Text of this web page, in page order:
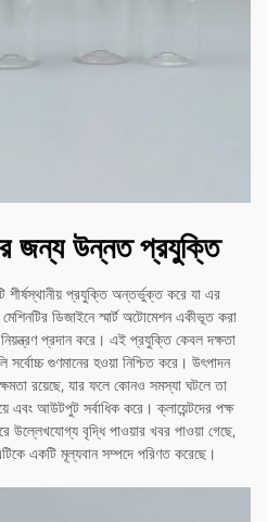
জন্য উন্নত প্রযুক্তি
শীর্ষস্থানীয় প্রযুক্তি অন্তর্ভুক্ত করে যা এর
ডিজাইনে স্মার্ট অটোমেশন একীভূত করা
প্রদান করে। এই প্রযুক্তি কেবল দক্ষতা
গুণমানের হওয়া নিশ্চিত করে। উৎপাদন
রয়েছে, যার ফলে কোনও সমস্যা ঘটলে তা
এবং আউটপুট সর্বাধিক করে। ক্লায়েন্টদের পক্ষ
উল্লেখযোগ্য বৃদ্ধি পাওয়ার খবর পাওয়া গেছে,
একটি মূল্যবান সম্পদে পরিণত করেছে।